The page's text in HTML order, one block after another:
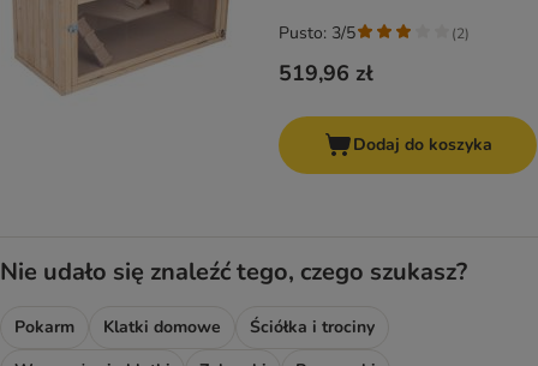
519,96 zł
Pusto: 3/5 (2)
Dodaj do koszyka
Nie udało się znaleźć tego, czego szukasz?
Pokarm Klatki domowe
Ściółka i trociny